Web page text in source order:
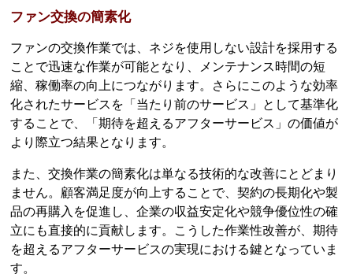
ファン交換の簡素化
ファンの交換作業では、ネジを使用しない設計を採用する
ことで迅速な作業が可能となり、メンテナンス時間の短
縮、稼働率の向上につながります。さらにこのような効率
化されたサービスを「当たり前のサービス」として基準化
することで、「期待を超えるアフターサービス」の価値が
より際立つ結果となります。
また、交換作業の簡素化は単なる技術的な改善にとどまり
ません。顧客満足度が向上することで、契約の長期化や製
品の再購入を促進し、企業の収益安定化や競争優位性の確
立にも直接的に貢献します。こうした作業性改善が、期待
を超えるアフターサービスの実現における鍵となっていま
す。